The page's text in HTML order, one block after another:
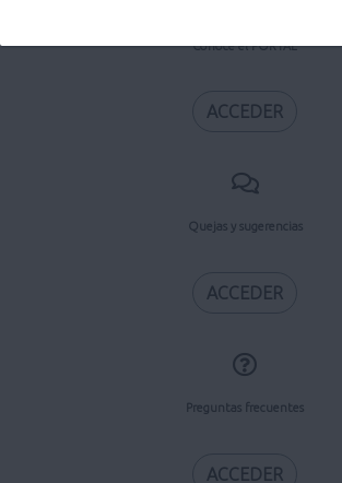
Conoce el PORTAL
ACCEDER
Quejas y sugerencias
ACCEDER
Preguntas frecuentes
ACCEDER